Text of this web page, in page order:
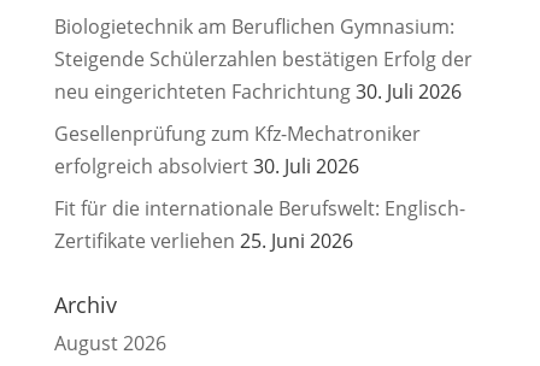
Biologietechnik am Beruflichen Gymnasium:
Steigende Schülerzahlen bestätigen Erfolg der
neu eingerichteten Fachrichtung30. Juli 2026
Gesellenprüfung zum Kfz-Mechatroniker
erfolgreich absolviert30. Juli 2026
Fit für die internationale Berufswelt: Englisch-
Zertifikate verliehen 25. Juni 2026
Archiv
August 2026